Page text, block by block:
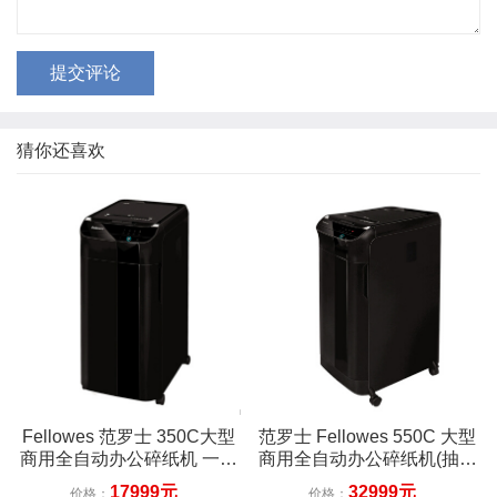
提交评论
猜你还喜欢
Fellowes 范罗士 350C大型
商用全自动办公碎纸机 一次
放纸350张
17999元
范罗士 Fellowes 550C 大型
商用全自动办公碎纸机(抽屉
式/触摸感应/睡眠模式/单次
32999元